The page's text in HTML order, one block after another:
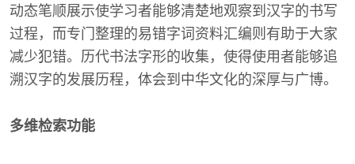
动态笔顺展示使学习者能够清楚地观察到汉字的书写
过程，而专门整理的易错字词资料汇编则有助于大家
减少犯错。历代书法字形的收集，使得使用者能够追
溯汉字的发展历程，体会到中华文化的深厚与广博。
多维检索功能